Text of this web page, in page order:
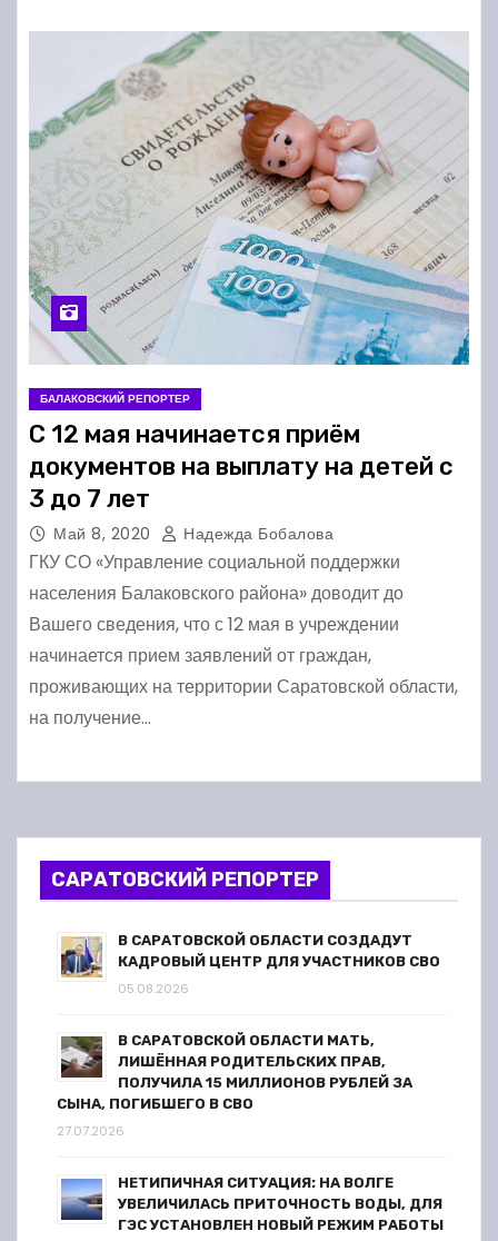
БАЛАКОВСКИЙ РЕПОРТЕР
С 12 мая начинается приём
документов на выплату на детей с
3 до 7 лет
Май 8, 2020 Надежда Бобалова
ГКУ СО «Управление социальной поддержки
населения Балаковского района» доводит до
Вашего сведения, что с 12 мая в учреждении
начинается прием заявлений от граждан,
проживающих на территории Саратовской области,
на получение…
САРАТОВСКИЙ РЕПОРТЕР
В САРАТОВСКОЙ ОБЛАСТИ СОЗДАДУТ
КАДРОВЫЙ ЦЕНТР ДЛЯ УЧАСТНИКОВ СВО
05.08.2026
В САРАТОВСКОЙ ОБЛАСТИ МАТЬ,
ЛИШЁННАЯ РОДИТЕЛЬСКИХ ПРАВ,
ПОЛУЧИЛА 15 МИЛЛИОНОВ РУБЛЕЙ ЗА
СЫНА, ПОГИБШЕГО В СВО
27.07.2026
НЕТИПИЧНАЯ СИТУАЦИЯ: НА ВОЛГЕ
УВЕЛИЧИЛАСЬ ПРИТОЧНОСТЬ ВОДЫ, ДЛЯ
ГЭС УСТАНОВЛЕН НОВЫЙ РЕЖИМ РАБОТЫ